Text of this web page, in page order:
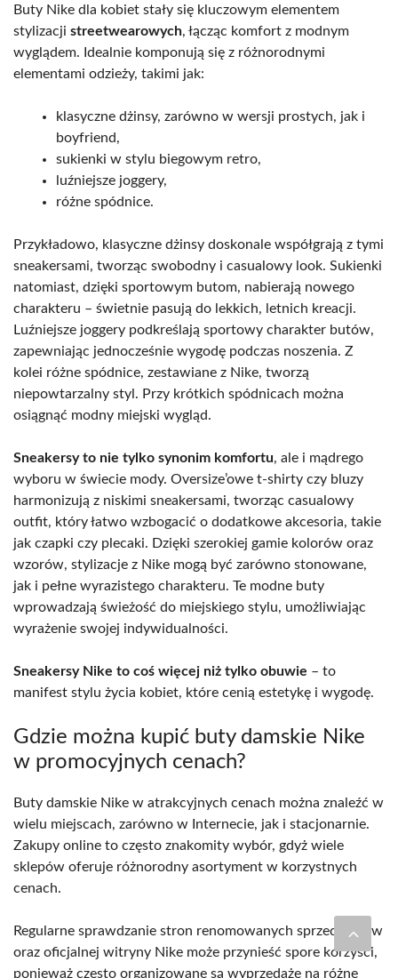
Buty Nike dla kobiet stały się kluczowym elementem
stylizacji streetwearowych, łącząc komfort z modnym
wyglądem. Idealnie komponują się z różnorodnymi
elementami odzieży, takimi jak:
klasyczne dżinsy, zarówno w wersji prostych, jak i
boyfriend,
sukienki w stylu biegowym retro,
luźniejsze joggery,
różne spódnice.
Przykładowo, klasyczne dżinsy doskonale współgrają z tymi
sneakersami, tworząc swobodny i casualowy look. Sukienki
natomiast, dzięki sportowym butom, nabierają nowego
charakteru – świetnie pasują do lekkich, letnich kreacji.
Luźniejsze joggery podkreślają sportowy charakter butów,
zapewniając jednocześnie wygodę podczas noszenia. Z
kolei różne spódnice, zestawiane z Nike, tworzą
niepowtarzalny styl. Przy krótkich spódnicach można
osiągnąć modny miejski wygląd.
Sneakersy to nie tylko synonim komfortu, ale i mądrego
wyboru w świecie mody. Oversize’owe t-shirty czy bluzy
harmonizują z niskimi sneakersami, tworząc casualowy
outfit, który łatwo wzbogacić o dodatkowe akcesoria, takie
jak czapki czy plecaki. Dzięki szerokiej gamie kolorów oraz
wzorów, stylizacje z Nike mogą być zarówno stonowane,
jak i pełne wyrazistego charakteru. Te modne buty
wprowadzają świeżość do miejskiego stylu, umożliwiając
wyrażenie swojej indywidualności.
Sneakersy Nike to coś więcej niż tylko obuwie – to
manifest stylu życia kobiet, które cenią estetykę i wygodę.
Gdzie można kupić buty damskie Nike
w promocyjnych cenach?
Buty damskie Nike w atrakcyjnych cenach można znaleźć w
wielu miejscach, zarówno w Internecie, jak i stacjonarnie.
Zakupy online to często znakomity wybór, gdyż wiele
sklepów oferuje różnorodny asortyment w korzystnych
cenach.
Regularne sprawdzanie stron renomowanych sprzedawców
oraz oficjalnej witryny Nike może przynieść spore korzyści,
ponieważ często organizowane są wyprzedaże na różne